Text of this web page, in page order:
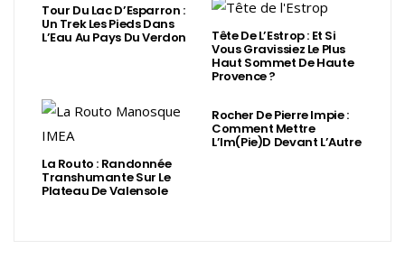
Tour Du Lac D’Esparron :
Un Trek Les Pieds Dans
L’Eau Au Pays Du Verdon Tête De L’Estrop : Et Si
Vous Gravissiez Le Plus
Haut Sommet De Haute
Provence ?
La Routo : Randonnée
Transhumante Sur Le
Plateau De Valensole
Rocher De Pierre Impie :
Comment Mettre
L’Im(Pie)d Devant L’Autre